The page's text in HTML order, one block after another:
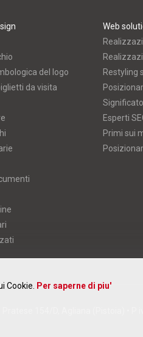
del logo
da visita
Web
Restyling
Esperti
Primi sui
154/D, Agliana (Pistoia) • P
Cookie.
Per saperne di piu'